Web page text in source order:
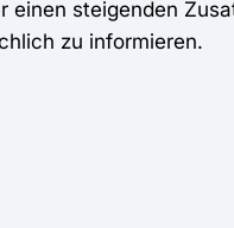
steigenden
zu informieren.